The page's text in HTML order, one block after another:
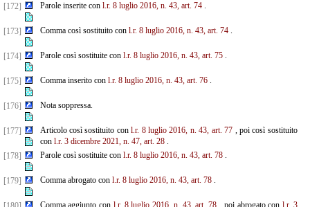
[172]
Parole inserite con l.r. 8 luglio 2016, n. 43, art. 74.
[173] Comma così sostituito con l.r. 8 luglio 2016, n. 43, art. 74.
[174] Parole così sostituite con l.r. 8 luglio 2016, n. 43, art. 75.
[175] Comma inserito con l.r. 8 luglio 2016, n. 43, art. 76.
[176] Nota soppressa.
[177] Articolo così sostituito conl.r. 8 luglio 2016, n. 43, art. 77 , poi così sostituito
con l.r. 3 dicembre 2021, n. 47, art. 28.
[178]
Parole così sostituite con l.r. 8 luglio 2016, n. 43, art. 78.
[179] Comma abrogato con l.r. 8 luglio 2016, n. 43, art. 78.
Comma aggiunto con l.r. 8 luglio 2016, n. 43, art. 78 , poi abrogato conl.r. 3